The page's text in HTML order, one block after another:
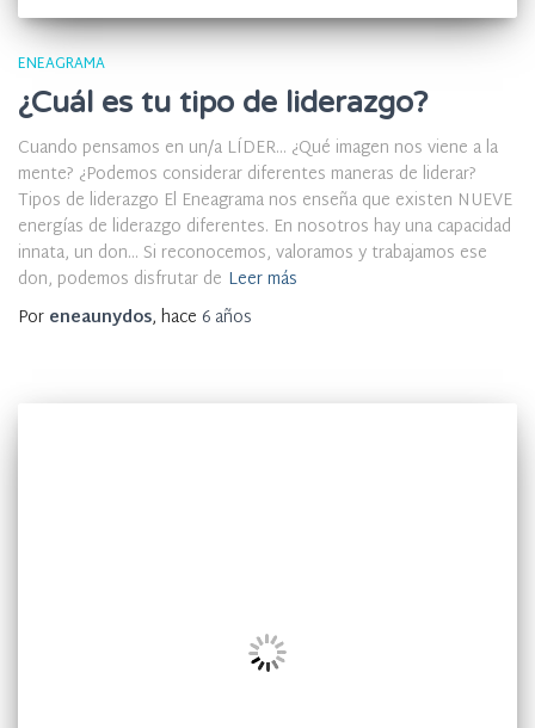
ENEAGRAMA
¿Cuál es tu tipo de liderazgo?
Cuando pensamos en un/a LÍDER… ¿Qué imagen nos viene a la
mente? ¿Podemos considerar diferentes maneras de liderar?
Tipos de liderazgo El Eneagrama nos enseña que existen NUEVE
energías de liderazgo diferentes. En nosotros hay una capacidad
innata, un don… Si reconocemos, valoramos y trabajamos ese
don, podemos disfrutar de Leer más
Por eneaunydos, hace 6 años